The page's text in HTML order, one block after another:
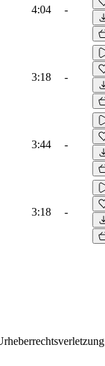
4:04 -
3:18 -
3:44 -
3:18 -